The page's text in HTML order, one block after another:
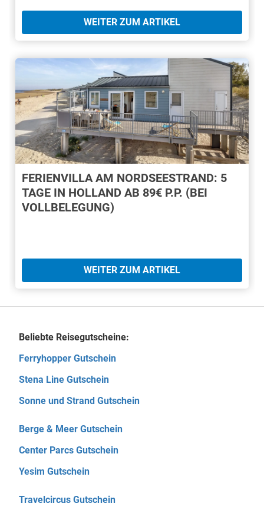
WEITER ZUM ARTIKEL
FERIENVILLA AM NORDSEESTRAND: 5
TAGE IN HOLLAND AB 89€ P.P. (BEI
VOLLBELEGUNG)
WEITER ZUM ARTIKEL
Beliebte Reisegutscheine:
Ferryhopper Gutschein
Stena Line Gutschein
Sonne und Strand Gutschein
Berge & Meer Gutschein
Center Parcs Gutschein
Yesim Gutschein
Travelcircus Gutschein